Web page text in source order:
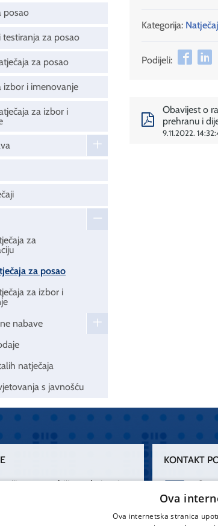
posao
testiranja za posao
za posao
izbor i imenovanje
za izbor i
za
za posao
za izbor i
nabave
natječaja
s javnošću
Kategorija:
Podijeli:
Obavijest o
prehranu i
9.11.2022.
činom nesebičnog darivanja
se dobrotom, donirajmo od
KONTAKT
021
Ova
Ova internetska stranica